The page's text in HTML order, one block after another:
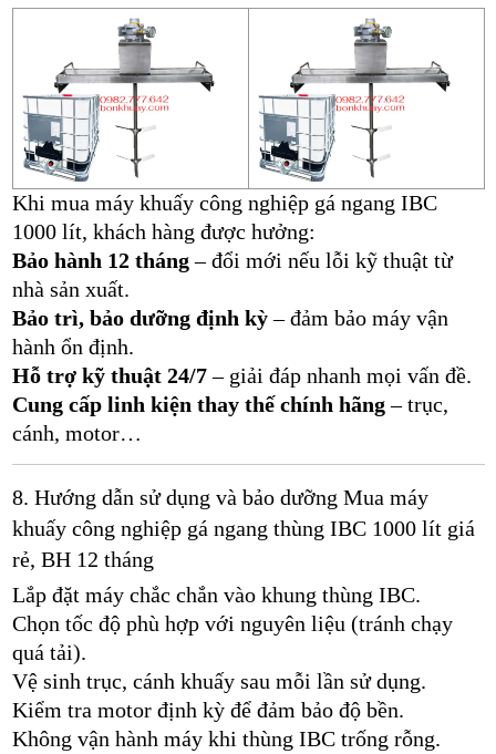
Khi mua máy khuấy công nghiệp gá ngang IBC
1000 lít, khách hàng được hưởng:
Bảo hành 12 tháng– đổi mới nếu lỗi kỹ thuật từ
nhà sản xuất.
Bảo trì, bảo dưỡng định kỳ– đảm bảo máy vận
hành ổn định.
Hỗ trợ kỹ thuật 24/7– giải đáp nhanh mọi vấn đề.
Cung cấp linh kiện thay thế chính hãng– trục,
cánh, motor…
8. Hướng dẫn sử dụng và bảo dưỡng Mua máy
khuấy công nghiệp gá ngang thùng IBC 1000 lít giá
rẻ, BH 12 tháng
Lắp đặt máy chắc chắn vào khung thùng IBC.
Chọn tốc độ phù hợp với nguyên liệu (tránh chạy
quá tải).
Vệ sinh trục, cánh khuấy sau mỗi lần sử dụng.
Kiểm tra motor định kỳ để đảm bảo độ bền.
Không vận hành máy khi thùng IBC trống rỗng.